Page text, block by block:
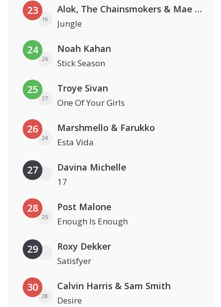
23
19
Alok, The Chainsmokers & Mae Stephens
Jungle
24
26
Noah Kahan
Stick Season
25
27
Troye Sivan
One Of Your Girls
26
24
Marshmello & Farukko
Esta Vida
27 Davina Michelle
17
28
25
Post Malone
Enough Is Enough
29 Roxy Dekker
Satisfyer
30
28
Calvin Harris & Sam Smith
Desire